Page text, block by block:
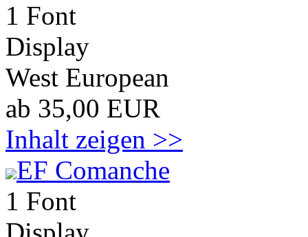
1 Font
Display
West European
ab 35,00 EUR
Inhalt zeigen >>
EF Comanche
1 Font